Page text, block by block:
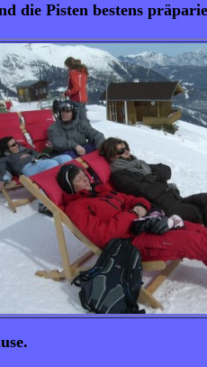
die Pisten bestens